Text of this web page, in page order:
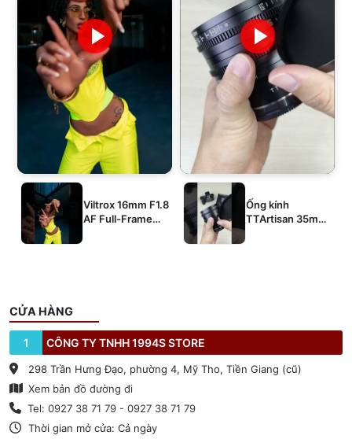
Viltrox 16mm F1.8
AF Full-Frame
Ống kính
TTArtisan 35mm
CỬA HÀNG
1 CÔNG TY TNHH 1994S STORE
298 Trần Hưng Đạo, phường 4, Mỹ Tho, Tiền Giang (cũ)
Xem bản đồ đường đi
Tel: 0927 38 71 79 - 0927 38 71 79
Thời gian mở cửa: Cả ngày